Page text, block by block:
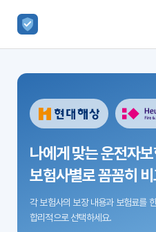
나에게 맞는 운전자
보험사별로 꼼꼼히
각 보험사의 보장 내용과 보험료를
합리적으로 선택하세요.